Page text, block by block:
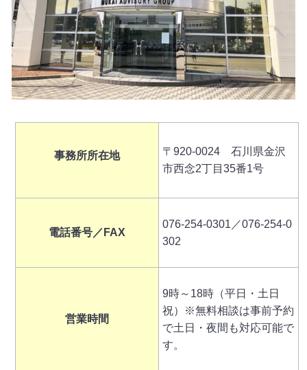
事務所所在地
〒920-0024 石川県金沢
市西念2丁目35番1号
電話番号／FAX
076-254-0301／076-254-0
302
営業時間
9時～18時（平日・土日
祝）※無料相談は事前予約
で土日・夜間も対応可能で
す。